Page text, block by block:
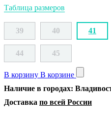
Таблица размеров
39 40 41
44 45
В корзину В корзине
Наличие в городах:
Доставка по всей России